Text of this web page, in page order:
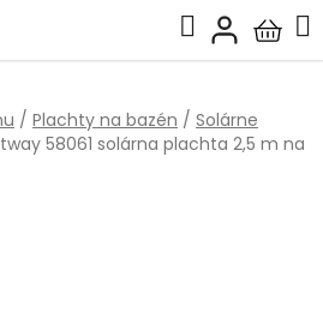
Hľadať
košík
/ Plachty na bazén / Solárne
58061 solárna plachta 2,5 m na